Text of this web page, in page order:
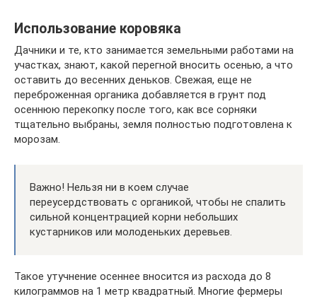
Использование коровяка
Дачники и те, кто занимается земельными работами на
участках, знают, какой перегной вносить осенью, а что
оставить до весенних деньков. Свежая, еще не
переброженная органика добавляется в грунт под
осеннюю перекопку после того, как все сорняки
тщательно выбраны, земля полностью подготовлена к
морозам.
Важно! Нельзя ни в коем случае
переусердствовать с органикой, чтобы не спалить
сильной концентрацией корни небольших
кустарников или молоденьких деревьев.
Такое утучнение осеннее вносится из расхода до 8
килограммов на 1 метр квадратный. Многие фермеры